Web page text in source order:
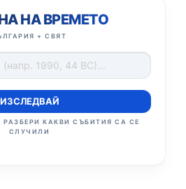
НА ВРЕМЕТО
+ СВЯТ
ИЗСЛЕДВАЙ
КАКВИ СЪБИТИЯ СА СЕ
СЛУЧИЛИ